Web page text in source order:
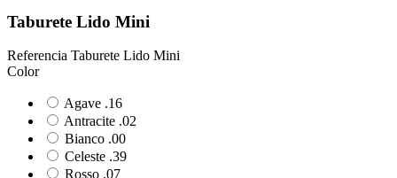
Taburete Lido Mini
Referencia Taburete Lido Mini
Color
Agave .16
Antracite .02
Bianco .00
Celeste .39
Rosso .07